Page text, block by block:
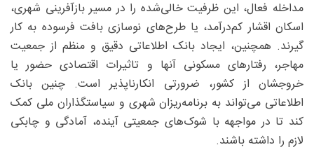
مداخله فعال، این ظرفیت خالی‌شده را در مسیر بازآفرینی شهری،
اسکان اقشار کم‌درآمد، یا طرح‌های نوسازی بافت فرسوده به ‌کار
گیرند. همچنین، ایجاد بانک اطلاعاتی دقیق و منظم از جمعیت
مهاجر، رفتارهای مسکونی آنها و تاثیرات اقتصادی حضور یا
خروجشان از کشور، ضرورتی انکارناپذیر است. چنین بانک
اطلاعاتی می‌تواند به برنامه‌ریزان شهری و سیاستگذاران ملی کمک
کند تا در مواجهه با شوک‌های جمعیتی آینده، آمادگی و چابکی
لازم را داشته باشند.